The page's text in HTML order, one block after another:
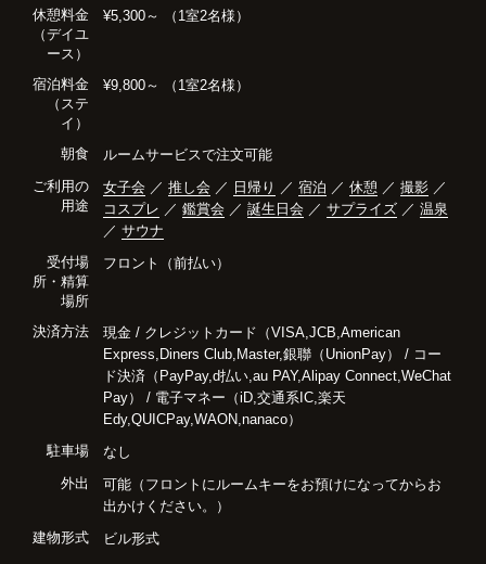
休憩料金
（デイユ
ース）
¥5,300～ （1室2名様）
宿泊料金
（ステ
イ）
¥9,800～ （1室2名様）
朝食
ルームサービスで注文可能
ご利用の
用途
女子会 ／ 推し会 ／ 日帰り ／ 宿泊 ／ 休憩 ／ 撮影 ／
コスプレ ／ 鑑賞会 ／ 誕生日会 ／ サプライズ ／ 温泉
／ サウナ
受付場
所・精算
場所
フロント（前払い）
決済方法
現金 / クレジットカード（VISA,JCB,American
Express,Diners Club,Master,銀聯（UnionPay） / コー
ド決済（PayPay,d払い,au PAY,Alipay Connect,WeChat
Pay） / 電子マネー（iD,交通系IC,楽天
Edy,QUICPay,WAON,nanaco）
駐車場
なし
外出
可能（フロントにルームキーをお預けになってからお
出かけください。）
建物形式
ビル形式